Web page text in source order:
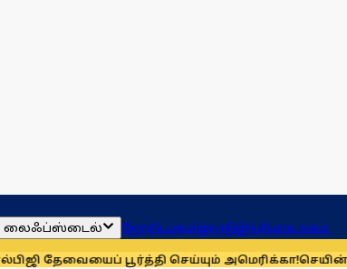
லைஃப்ஸ்டைல் ஜோதிடம்தமிழ்நாடுஇந்தியாஉலகம்
பூர்த்தி செய்யும் அமெரிக்கா!செயின்ட் லூயிஸ்